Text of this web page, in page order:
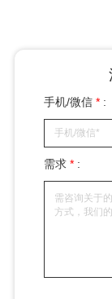
手机/微信* :
需求* :